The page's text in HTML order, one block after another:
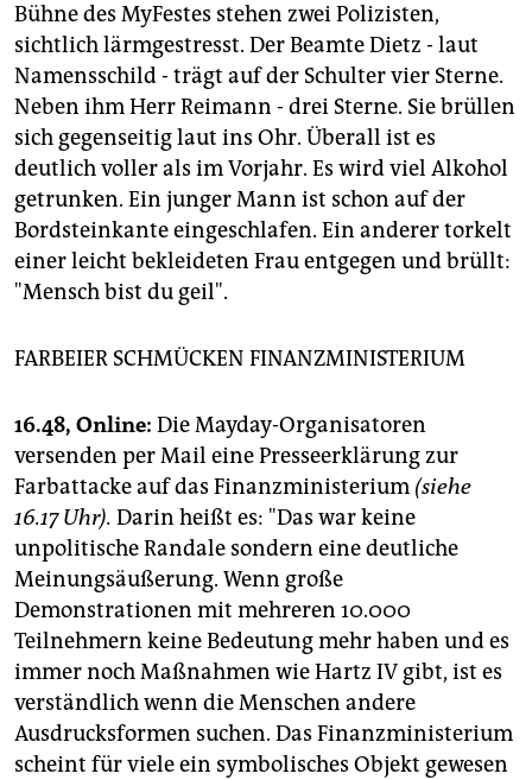
Bühne des MyFestes stehen zwei Polizisten,
sichtlich lärmgestresst. Der Beamte Dietz - laut
Namensschild - trägt auf der Schulter vier Sterne.
Neben ihm Herr Reimann - drei Sterne. Sie brüllen
sich gegenseitig laut ins Ohr. Überall ist es
deutlich voller als im Vorjahr. Es wird viel Alkohol
getrunken. Ein junger Mann ist schon auf der
Bordsteinkante eingeschlafen. Ein anderer torkelt
einer leicht bekleideten Frau entgegen und brüllt:
"Mensch bist du geil".
FARBEIER SCHMÜCKEN FINANZMINISTERIUM
16.48, Online: Die Mayday-Organisatoren
versenden per Mail eine Presseerklärung zur
Farbattacke auf das Finanzministerium (siehe
16.17 Uhr). Darin heißt es: "Das war keine
unpolitische Randale sondern eine deutliche
Meinungsäußerung. Wenn große
Demonstrationen mit mehreren 10.000
Teilnehmern keine Bedeutung mehr haben und es
immer noch Maßnahmen wie Hartz IV gibt, ist es
verständlich wenn die Menschen andere
Ausdrucksformen suchen. Das Finanzministerium
scheint für viele ein symbolisches Objekt gewesen